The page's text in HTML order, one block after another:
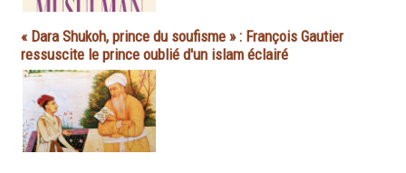
« Dara Shukoh, prince du soufisme » : François Gautier
ressuscite le prince oublié d'un islam éclairé